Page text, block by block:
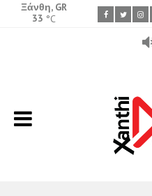
Ξάνθη, GR
33 °C